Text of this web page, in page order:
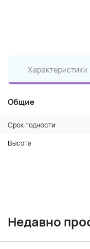
Характеристики
Общие
Срок годности
Высота
Недавно